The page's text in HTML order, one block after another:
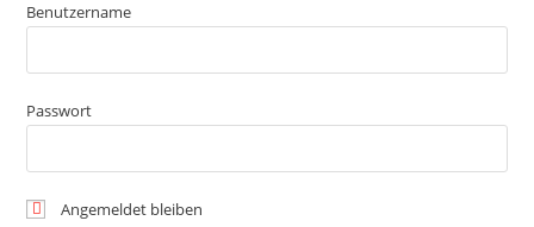
Benutzername
Passwort
Angemeldet bleiben